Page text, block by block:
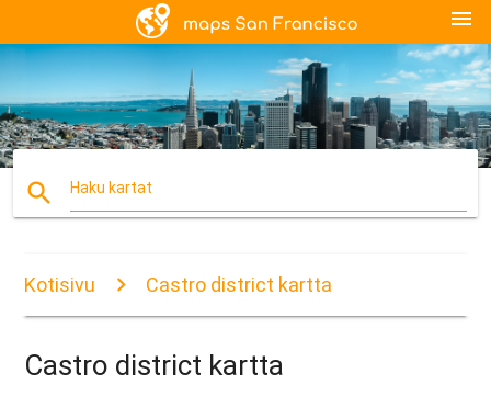
menu
search Haku kartat
Kotisivu Castro district kartta
Castro district kartta